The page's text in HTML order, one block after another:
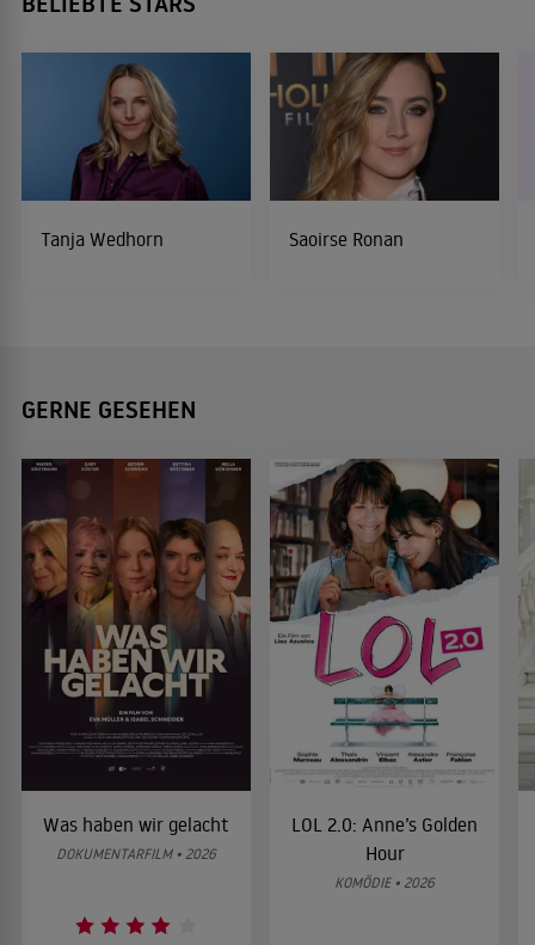
Tanja Wedhorn Saoirse Ronan
GERNE GESEHEN
Was haben wir gelacht
DOKUMENTARFILM • 2026
LOL 2.0: Anne’s Golden
Hour
KOMÖDIE • 2026